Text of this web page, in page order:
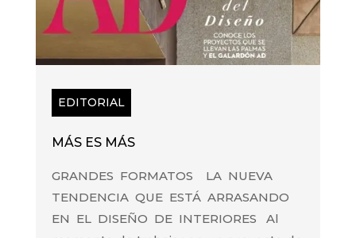
EDITORIAL
MÁS ES MÁS
GRANDES FORMATOS LA NUEVA
TENDENCIA QUE ESTÁ ARRASANDO
EN EL DISEÑO DE INTERIORES Al